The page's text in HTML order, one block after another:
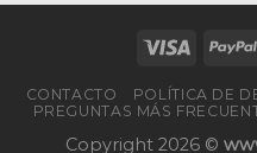
CONTACTO
POLÍTICA DE
PREGUNTAS MÁS
Copyright 2026 ©